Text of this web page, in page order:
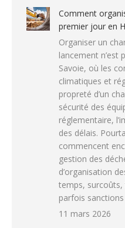
Comment
premier jour en
Organiser un
lancement n’est
Savoie, où les
climatiques et
propreté d’un
sécurité des
réglementaire,
des délais.
commencent
gestion des
d’organisation
temps, surcoûts,
parfois
11 mars 2026